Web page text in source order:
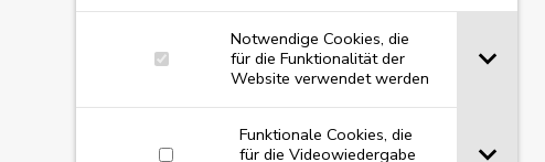
Notwendige Cookies, die
für die Funktionalität der
Website verwendet werden
Funktionale Cookies, die
für die Videowiedergabe